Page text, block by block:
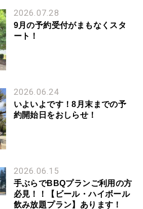
2026.07.28
9月の予約受付がまもなくスタ
ート！
2026.06.24
いよいよです！8月末までの予
約開始日をおしらせ！
2026.06.15
手ぶらでBBQプランご利用の方
必見！！【ビール・ハイボール
飲み放題プラン】あります！